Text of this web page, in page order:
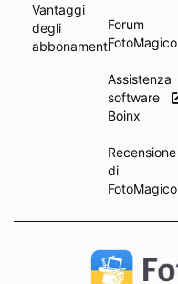
Vantaggi
degli
abbonamenti
Forum
FotoMagico
Assistenza
software
Boinx
Recensione
di
FotoMagico